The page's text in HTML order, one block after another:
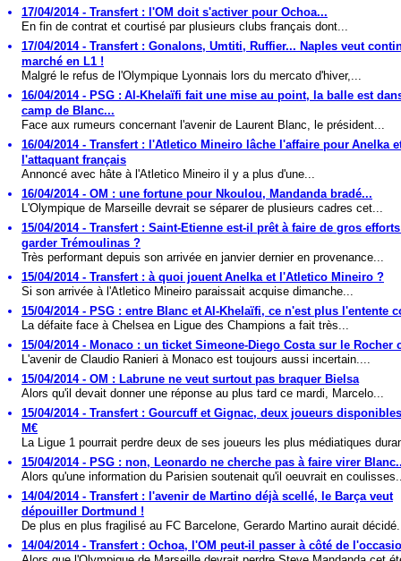
17/04/2014 - Transfert : l'OM doit s'activer pour Ochoa...
En fin de contrat et courtisé par plusieurs clubs français dont...
17/04/2014 - Transfert : Gonalons, Umtiti, Ruffier... Naples veut
marché en L1 !
Malgré le refus de l'Olympique Lyonnais lors du mercato d'hiver,...
16/04/2014 - PSG : Al-Khelaïfi fait une mise au point, la balle est
camp de Blanc...
Face aux rumeurs concernant l'avenir de Laurent Blanc, le président...
16/04/2014 - Transfert : l'Atletico Mineiro lâche l'affaire pour Anelka
l'attaquant français
Annoncé avec hâte à l'Atletico Mineiro il y a plus d'une...
16/04/2014 - OM : une fortune pour Nkoulou, Mandanda bradé...
L'Olympique de Marseille devrait se séparer de plusieurs cadres cet...
15/04/2014 - Transfert : Saint-Etienne est-il prêt à faire de gros
garder Trémoulinas ?
Très performant depuis son arrivée en janvier dernier en provenance...
15/04/2014 - Transfert : à quoi jouent Anelka et l'Atletico Mineiro ?
Si son arrivée à l'Atletico Mineiro paraissait acquise dimanche...
15/04/2014 - PSG : entre Blanc et Al-Khelaïfi, ce n'est plus l'entente
La défaite face à Chelsea en Ligue des Champions a fait très...
15/04/2014 - Monaco : un ticket Simeone-Diego Costa sur le Rocher
L'avenir de Claudio Ranieri à Monaco est toujours aussi incertain....
15/04/2014 - OM : Labrune ne veut surtout pas braquer Bielsa
Alors qu'il devait donner une réponse au plus tard ce mardi, Marcelo...
15/04/2014 - Transfert : Gourcuff et Gignac, deux joueurs
M€
La Ligue 1 pourrait perdre deux de ses joueurs les plus médiatiques
15/04/2014 - PSG : non, Leonardo ne cherche pas à faire virer
Alors qu'une information du Parisien soutenait qu'il oeuvrait en
14/04/2014 - Transfert : l'avenir de Martino déjà scellé, le Barça veut
dépouiller Dortmund !
De plus en plus fragilisé au FC Barcelone, Gerardo Martino aurait
14/04/2014 - Transfert : Ochoa, l'OM peut-il passer à côté de